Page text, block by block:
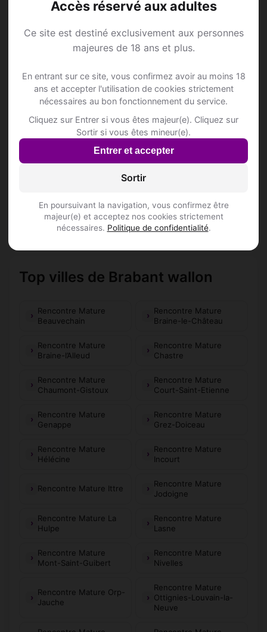
Accès réservé aux adultes
Ce site est destiné exclusivement aux personnes
majeures de 18 ans et plus.
En entrant sur ce site, vous confirmez avoir au moins 18
ans et accepter l'utilisation de cookies strictement
nécessaires au bon fonctionnement du service.
Cliquez sur Entrer si vous êtes majeur(e). Cliquez sur
Sortir si vous êtes mineur(e).
Entrer et accepter
Sortir
En poursuivant la navigation, vous confirmez être
majeur(e) et acceptez nos cookies strictement
nécessaires. Politique de confidentialité.
Lieux de sortie à Mont-
Saint-Guibert
📍 Hôtelss 2
Grand'Route 61
Inscris-toi pour voir le n°
Mortier, Isabelle
📍 Restaurantss 11
Top villes de Brabant wallon
Rencontre Mature
Beauvechain
Rencontre Mature
Braine-le-Château
Rencontre Mature
Braine-l’Alleud
Rencontre Mature
Chastre
Rencontre Mature
Chaumont-Gistoux
Rencontre Mature
Court-Saint-Etienne
Rencontre Mature
Genappe
Rencontre Mature
Grez-Doiceau
Rencontre Mature
Hélécine
Rencontre Mature
Incourt
Rencontre Mature Ittre
Rencontre Mature
Jodoigne
Rencontre Mature La
Hulpe
Rencontre Mature
Lasne
Rencontre Mature
Mont-Saint-Guibert
Rencontre Mature
Nivelles
Rencontre Mature Orp-
Jauche
Rencontre Mature
Ottignies-Louvain-la-
Neuve